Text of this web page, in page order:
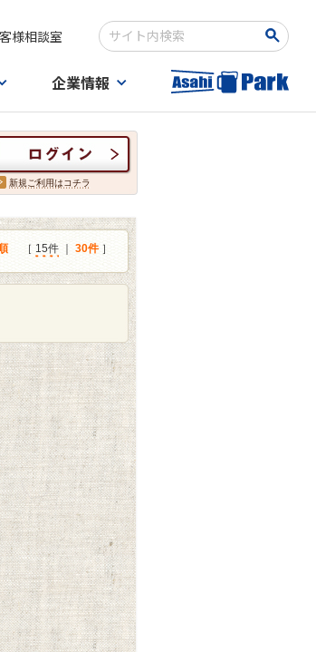
様相談室
検索キーワード入力
企業情報
新規ご利用はコチラ
［ 15件 30件 ］